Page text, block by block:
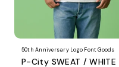
50th Anniversary Logo Font Goods
P-City SWEAT / WHITE